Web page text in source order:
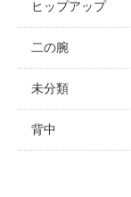
ヒップアップ
二の腕
未分類
背中